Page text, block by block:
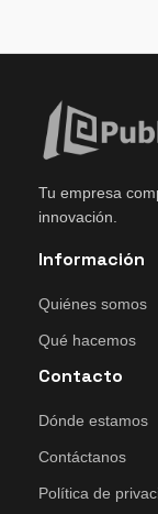
Tu empresa
innovación.
Información
Quiénes somos
Qué hacemos
Contacto
Dónde estamos
Contáctanos
Política de